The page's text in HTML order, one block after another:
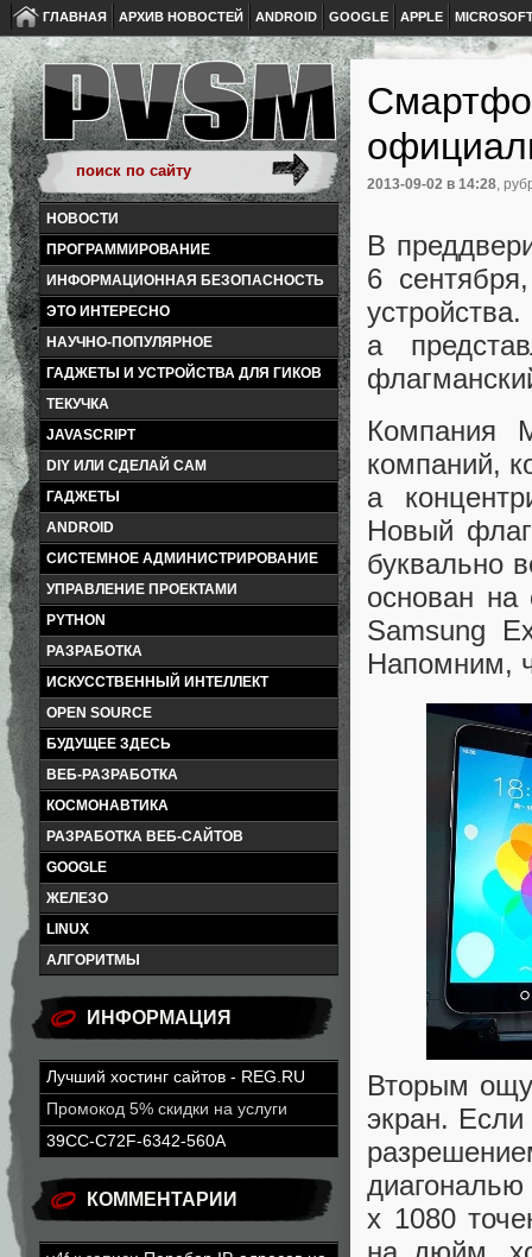
ГЛАВНАЯ АРХИВ НОВОСТЕЙ ANDROID GOOGLE APPLE
НОВОСТИ
ПРОГРАММИРОВАНИЕ
ИНФОРМАЦИОННАЯ БЕЗОПАСНОСТЬ
ЭТО ИНТЕРЕСНО
НАУЧНО-ПОПУЛЯРНОЕ
ГАДЖЕТЫ И УСТРОЙСТВА ДЛЯ ГИКОВ
ТЕКУЧКА
JAVASCRIPT
DIY ИЛИ СДЕЛАЙ САМ
ГАДЖЕТЫ
ANDROID
СИСТЕМНОЕ АДМИНИСТРИРОВАНИЕ
УПРАВЛЕНИЕ ПРОЕКТАМИ
PYTHON
РАЗРАБОТКА
ИСКУССТВЕННЫЙ ИНТЕЛЛЕКТ
OPEN SOURCE
БУДУЩЕЕ ЗДЕСЬ
ВЕБ-РАЗРАБОТКА
КОСМОНАВТИКА
РАЗРАБОТКА ВЕБ-САЙТОВ
GOOGLE
ЖЕЛЕЗО
LINUX
АЛГОРИТМЫ
ИНФОРМАЦИЯ
Лучший хостинг сайтов - REG.RU
Промокод 5% скидки на услуги
39CC-C72F-6342-560A
КОММЕНТАРИИ
2013-09-02 в 14:28,
В
6
а
Компания
компаний,
а
Новый
буквально
основан на
Samsung
Напомним,
Вторым
экран.
х 1080